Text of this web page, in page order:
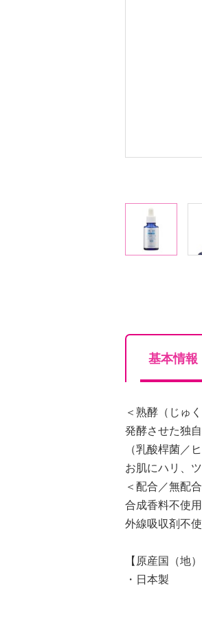
基本情報
＜熟酵（じゅ
発酵させた独
（乳酸桿菌／
お肌にハリ、
＜配合／無配
合成香料不使
外線吸収剤不
【原産国（地）
・日本製